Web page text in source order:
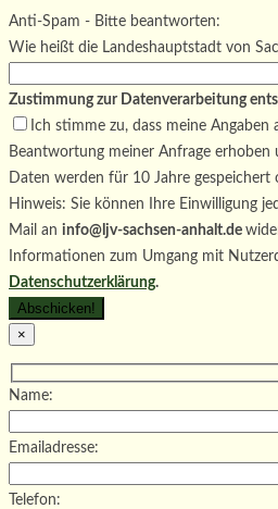
Bitte lasse dieses Feld leer.
Anti-Spam - Bitte beantworten:
Wie heißt die Landeshauptstadt von
Zustimmung zur Datenverarbeitung
Ich stimme zu, dass meine
Beantwortung meiner Anfrage
Daten werden für 10 Jahre gespeichert
Hinweis: Sie können Ihre Einwilligung
Mail an info@ljv-sachsen-anhalt.de
Informationen zum Umgang mit
Datenschutzerklärung.
×
Name:
Emailadresse:
Telefon: